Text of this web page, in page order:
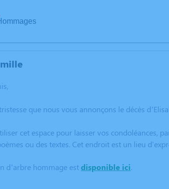
que nous vous annonçons le décès
cet espace pour laisser vos condoléances,
ou des textes. Cet endroit est un lieu
d’arbre hommage estdisponible ici.